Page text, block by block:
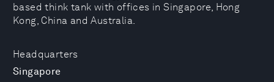
Headquarters
Singapore
based think tank with offices in Singapore, Hong
Kong, China and Australia.